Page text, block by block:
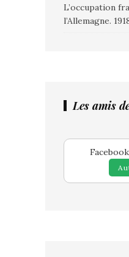
L’occupation
l’Allemagne.
Les amis